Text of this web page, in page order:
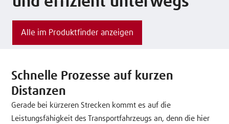
Alle im Produktfinder anzeigen
Schnelle Prozesse auf kurzen
Distanzen
Gerade bei kürzeren Strecken kommt es auf die
Leistungsfähigkeit des Transportfahrzeugs an, denn die hier